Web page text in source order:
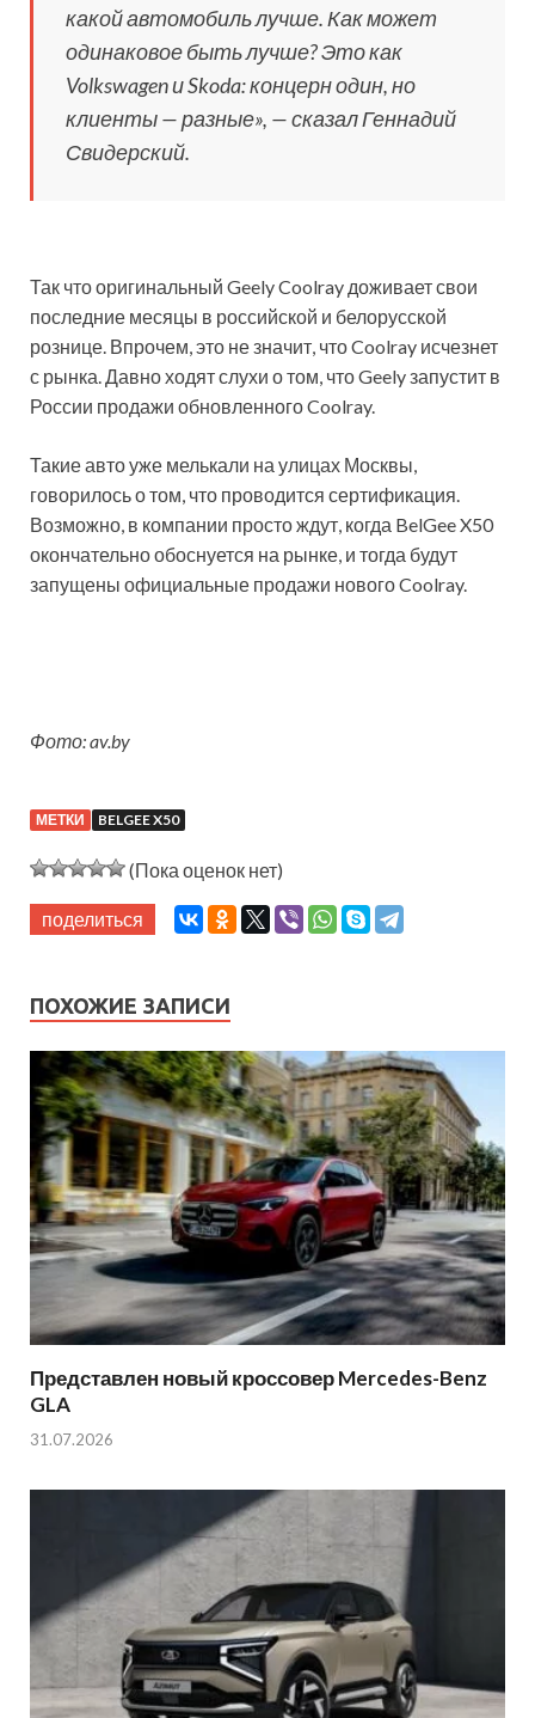
какой автомобиль лучше. Как может
одинаковое быть лучше? Это как
Volkswagen и Skoda: концерн один, но
клиенты — разные», — сказал Геннадий
Свидерский.
Так что оригинальный Geely Coolray доживает свои
последние месяцы в российской и белорусской
рознице. Впрочем, это не значит, что Coolray исчезнет
с рынка. Давно ходят слухи о том, что Geely запустит в
России продажи обновленного Coolray.
Такие авто уже мелькали на улицах Москвы,
говорилось о том, что проводится сертификация.
Возможно, в компании просто ждут, когда BelGee X50
окончательно обоснуется на рынке, и тогда будут
запущены официальные продажи нового Coolray.
Фото: av.by
МЕТКИ BELGEE X50
(Пока оценок нет)
поделиться
ПОХОЖИЕ ЗАПИСИ
Представлен новый кроссовер Mercedes-Benz
GLA
31.07.2026